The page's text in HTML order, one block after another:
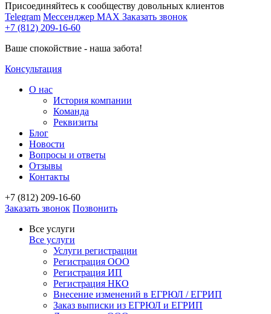
Присоединяйтесь к сообществу довольных клиентов
Telegram Мессенджер MAX Заказать звонок
+7 (812) 209-16-60
Ваше спокойствие - наша забота!
Консультация
О нас
История компании
Команда
Реквизиты
Блог
Новости
Вопросы и ответы
Отзывы
Контакты
+7 (812) 209-16-60
Заказать звонок Позвонить
Все услуги
Все услуги
Услуги регистрации
Регистрация ООО
Регистрация ИП
Регистрация НКО
Внесение изменений в ЕГРЮЛ / ЕГРИП
Заказ выписки из ЕГРЮЛ и ЕГРИП